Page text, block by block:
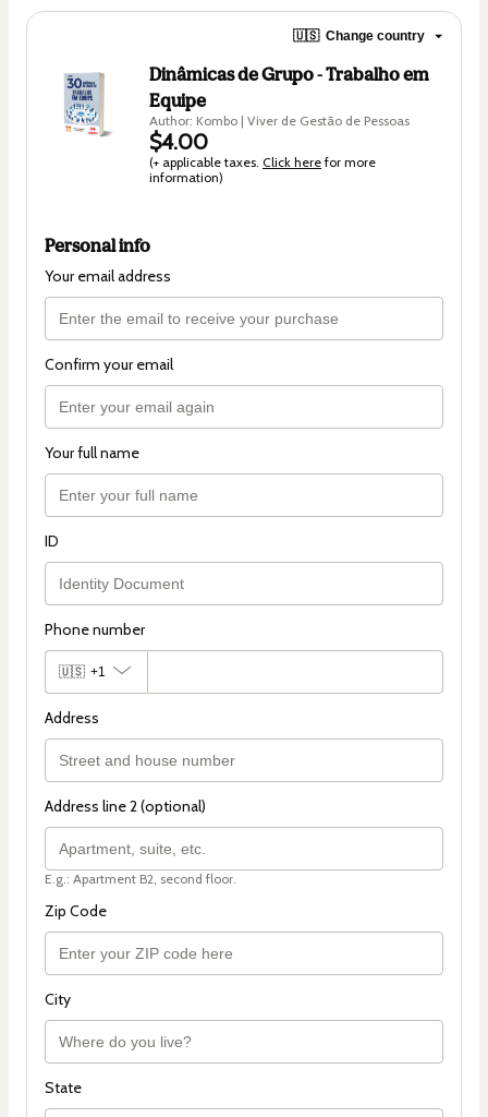
🇺🇸 Change country
Dinâmicas de Grupo - Trabalho em
Equipe
Author: Kombo | Viver de Gestão de Pessoas
$4.00
(+ applicable taxes. Click here for more
information)
Personal info
Your email address
Confirm your email
Your full name
ID
Phone number
🇺🇸 +1
Address
Address line 2 (optional)
E.g.: Apartment B2, second floor.
Zip Code
City
State